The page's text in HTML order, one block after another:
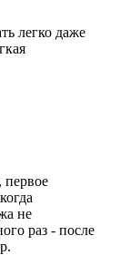
легко даже
первое
не
раз - после